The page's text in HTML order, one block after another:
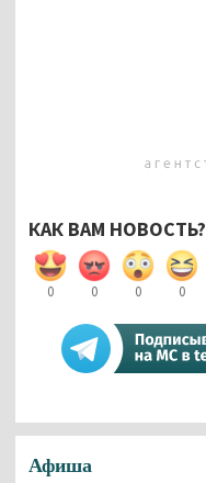
КАК ВАМ НОВОСТЬ?
0 0 0 0
Афиша